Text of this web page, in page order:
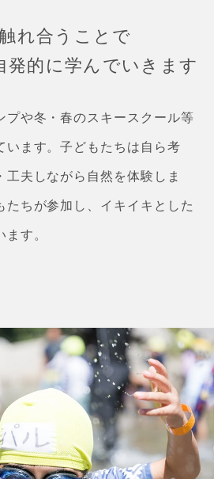
れ合うことで
発的に学んでいきます
プや冬・春のスキースクール等
います。子どもたちは自ら考
工夫しながら自然を体験しま
ちが参加し、イキイキとした
す。